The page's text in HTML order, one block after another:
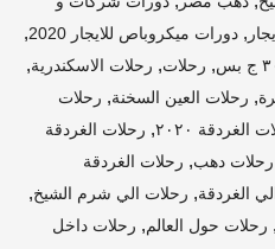
, دورات ميكروباص للايجار 2020 ,
, رحلات, رحلات الاسكندرية,
, رحلات العين السخنة, رحلات
الغردقة ٢٠٢٠ , رحلات الغردقة
رحلات دهب, رحلات الغردقة
الغردقة, رحلات الي شرم الشيخ,
, رحلات حول العالم, رحلات داخل